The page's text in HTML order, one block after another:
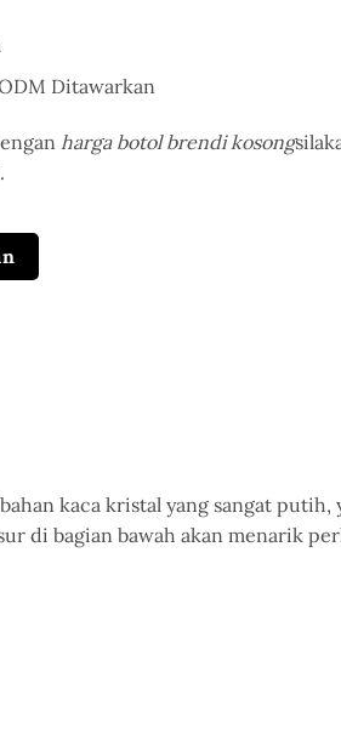
Ditawarkan
harga botol brendi kosong
kaca kristal yang sangat
di bagian bawah akan menarik